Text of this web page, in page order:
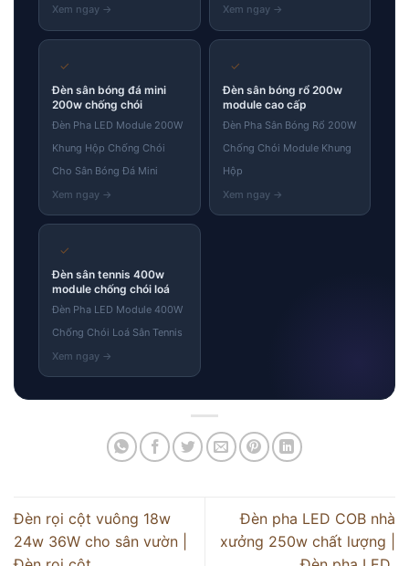
✓
Đèn sân bóng đá mini
200w chống chói
Đèn Pha LED Module 200W
Khung Hộp Chống Chói
Cho Sân Bóng Đá Mini
✓
Đèn sân bóng rổ 200w
module cao cấp
Đèn Pha Sân Bóng Rổ 200W
Chống Chói Module Khung
Hộp
✓
Đèn sân tennis 400w
module chống chói loá
Đèn Pha LED Module 400W
Chống Chói Loá Sân Tennis
Đèn rọi cột vuông 18w
24w 36W cho sân vườn |
Đèn pha LED COB nhà
xưởng 250w chất lượng |